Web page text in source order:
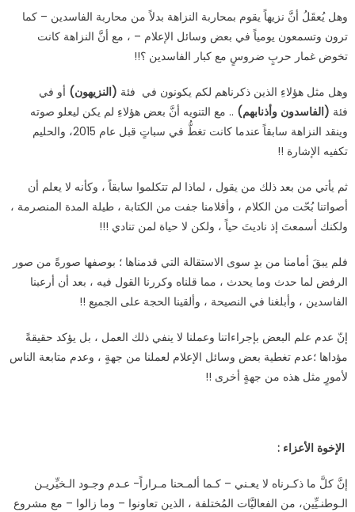
وهل يُعقَلُ أنَّ نزيهاً يقوم بمحاربة النزاهة بدلاً من محاربة الفاسدين – كما
ترون وتسمعون يومياً في بعض وسائل الإعلام – ، مع أنَّ النزاهة كانت
تخوض غمار حربٍ ضروسٍ مع كبار الفاسدين ؟!!
وهل مثل هؤلاءِ الذين ذكرناهم لكم يكونون في فئة (النزيهون) أو في
فئة (الفاسدون وأذنابهم) .. مع التنويه أنَّ بعض هؤلاءِ لم يكن ليعلو صوته
وينقد النزاهة سابقاً عندما كانت تغطُّ في سباتٍ قبل عام 2015، والحليم
تكفيه الإشارة !!
ثم يأتي من بعد ذلك من يقول ، لماذا لم تتكلموا سابقاً ، وكأنه لا يعلم أن
أصواتنا بُحّت من الكلام ، وأقلامنا جفت من الكتابة ، طيلة المدة المنصرمة ،
ولكنك أسمعتَ إذ ناديتَ حياً ، ولكن لا حياة لمن تنادي !!!
فلم يبقَ أمامنا من بدٍ سوى الاستقالة التي قدمناها ؛ بوصفها صورةً من صور
الرفض لما حدث وما يحدث ، مما قلناه وكررنا القول فيه ، بعد أن أرعبنا
الفاسدين ، وأبلغنا في النصيحة ، وألقينا الحجة على الجميع !!
إنّ عدم علم البعض بإجراءاتنا وعملنا لا ينفي ذلك العمل ، بل يؤكد حقيقةً
مؤداها ؛عدم تغطية بعض وسائل الإعلام لعملنا من جهةٍ ، وعدم متابعة الناس
لأمورٍ مثل هذه من جهةٍ أخرى !!
الإخوة الأعزاء :
إنَّ كلَّ ما ذكـرناه لا يعـني – كـما ألمـحنا مـراراً- عـدم وجـود الـخيِّريـن
الـوطنـيِّين، من الفعاليَّات المُختلفة ، الذين تعاونوا – وما زالوا – مع مشروع